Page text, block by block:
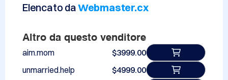
Elencato daWebmaster.cx
Altro da questo venditore
aim.mom
$3999.00
unmarried.help
$4999.00